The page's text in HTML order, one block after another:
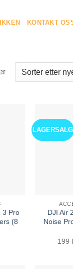
KONTAKT
Sortert
etter
3 Pro
(8
LAGERSALG
DJI Air
Noise
199